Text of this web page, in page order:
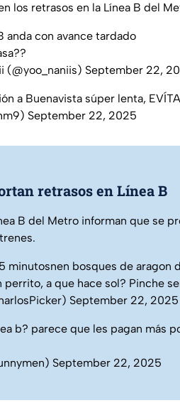
los retrasos en la Línea B del
anda con avance tardado
(@yoo_naniis) September 22,
a Buenavista súper lenta,
September 22, 2025
retrasos en Línea B
B del Metro informan que se
minutosnen bosques de aragon
perrito, a que hace sol? Pinche
September 22, 2025
b? parece que les pagan más
September 22, 2025